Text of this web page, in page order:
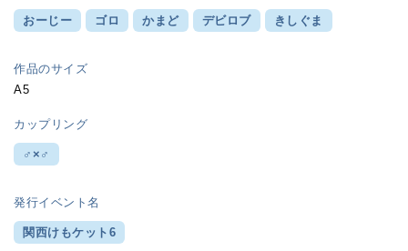
おーじー ゴロ かまど デビロブ きしぐま
作品のサイズ
A5
カップリング
♂×♂
発行イベント名
関西けもケット6